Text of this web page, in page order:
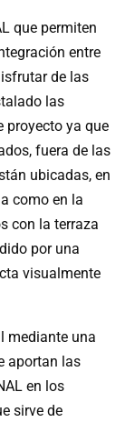
que permiten
entre
de las
las
proyecto ya que
fuera de las
ubicadas, en
como en la
con la terraza
por una
visualmente
mediante una
aportan las
en los
sirve de